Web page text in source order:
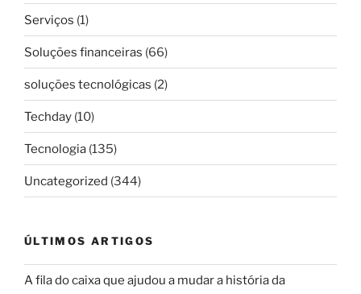
Serviços (1)
Soluções financeiras (66)
soluções tecnológicas (2)
Techday (10)
Tecnologia (135)
Uncategorized (344)
ÚLTIMOS ARTIGOS
A fila do caixa que ajudou a mudar a história da